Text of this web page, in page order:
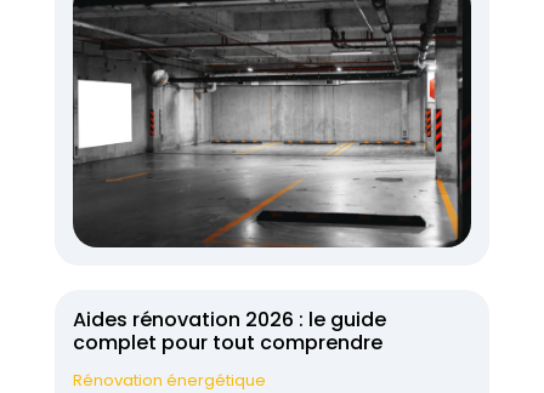
Aides rénovation 2026 : le guide
complet pour tout comprendre
Rénovation énergétique